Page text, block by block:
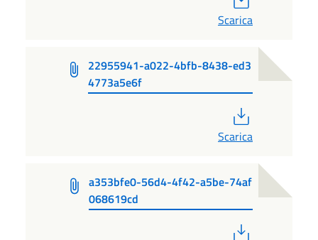
Scarica
22955941-a022-4bfb-8438-ed3
4773a5e6f
Scarica
a353bfe0-56d4-4f42-a5be-74af
068619cd